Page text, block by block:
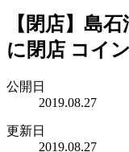
【閉店】島
に閉店 コイ
公開日
2019.08.27
更新日
2019.08.27